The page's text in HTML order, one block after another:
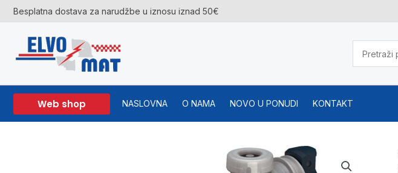
Skip
to
content
Besplatna dostava za narudžbe u iznosu iznad 50€
Web shop NASLOVNA O NAMA NOVO U PONUDI KONTAKT